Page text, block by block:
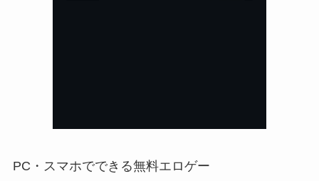
PC・スマホでできる無料エロゲー